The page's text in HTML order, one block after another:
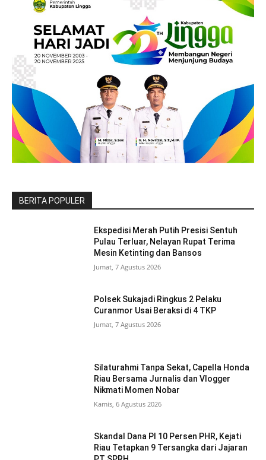
BERITA POPULER
Ekspedisi Merah Putih Presisi Sentuh
Pulau Terluar, Nelayan Rupat Terima
Mesin Ketinting dan Bansos
Jumat, 7 Agustus 2026
Polsek Sukajadi Ringkus 2 Pelaku
Curanmor Usai Beraksi di 4 TKP
Jumat, 7 Agustus 2026
Silaturahmi Tanpa Sekat, Capella Honda
Riau Bersama Jurnalis dan Vlogger
Nikmati Momen Nobar
Kamis, 6 Agustus 2026
Skandal Dana PI 10 Persen PHR, Kejati
Riau Tetapkan 9 Tersangka dari Jajaran